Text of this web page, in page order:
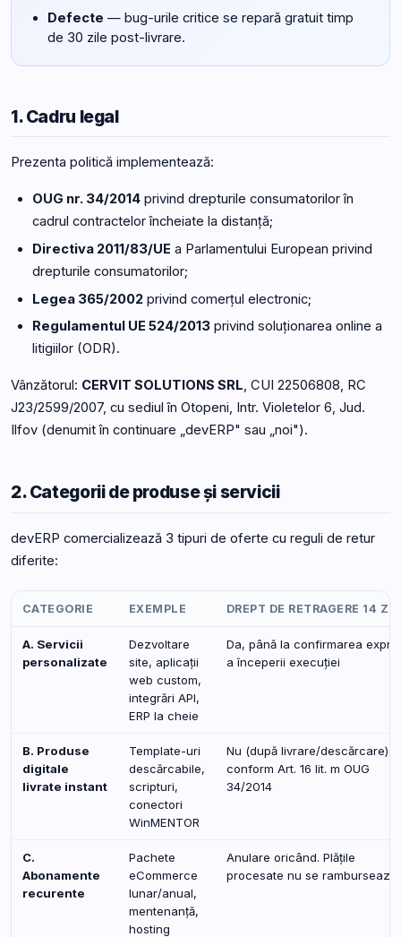
Defecte — bug-urile critice se repară gratuit timp
de 30 zile post-livrare.
1. Cadru legal
Prezenta politică implementează:
OUG nr. 34/2014 privind drepturile consumatorilor în
cadrul contractelor încheiate la distanță;
Directiva 2011/83/UE a Parlamentului European privind
drepturile consumatorilor;
Legea 365/2002 privind comerțul electronic;
Regulamentul UE 524/2013 privind soluționarea online a
litigiilor (ODR).
Vânzătorul: CERVIT SOLUTIONS SRL, CUI 22506808, RC
J23/2599/2007, cu sediul în Otopeni, Intr. Violetelor 6, Jud.
Ilfov (denumit în continuare „devERP" sau „noi").
2. Categorii de produse și servicii
devERP comercializează 3 tipuri de oferte cu reguli de retur
diferite:
CATEGORIE EXEMPLE DREPT DE RETRAGERE 14
A. Servicii
personalizate
Dezvoltare
site, aplicații
web custom,
integrări API,
ERP la cheie
Da, până la confirmarea
a începerii execuției
B. Produse
digitale
livrate instant
Template-uri
descărcabile,
scripturi,
conectori
WinMENTOR
Nu (după livrare/descărcare),
conform Art. 16 lit. m OUG
34/2014
C.
Abonamente
recurente
Pachete
eCommerce
lunar/anual,
mentenanță,
hosting
Anulare oricând. Plățile
procesate nu se rambursează.